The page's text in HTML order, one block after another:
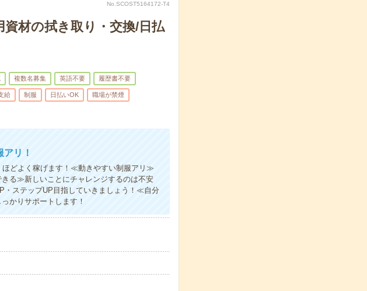
No.SCOST5164172-T4
資材の拭き取り・交換/日払
複数名募集 英語不要 履歴書不要
給 制服 日払いOK 職場が禁煙
リ！
どよく稼げます！≪動きやすい制服アリ≫
る≫新しいことにチャレンジするのは不安
・ステップUP目指していきましょう！≪自分
かりサポートします！